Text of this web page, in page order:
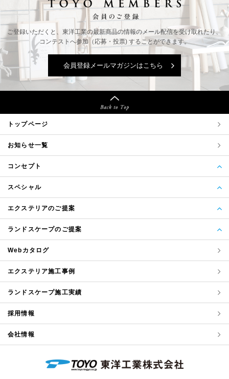
ご登録いただくと、東洋工業の最新商品の情報のメール配信を受け取れたり、
コンテストへ参加（応募・投票) することができます。
会員登録メールマガジンはこちら
トップページ
お知らせ一覧
コンセプト
スペシャル
エクステリアのご提案
ランドスケープのご提案
Webカタログ
エクステリア施工事例
ランドスケープ施工実績
採用情報
会社情報